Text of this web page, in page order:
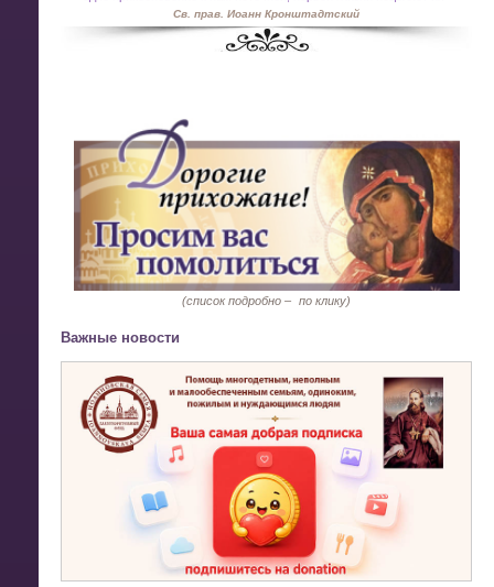
Св. прав. Иоанн Кронштадтский
(список подробно – по клику)
Важные новости